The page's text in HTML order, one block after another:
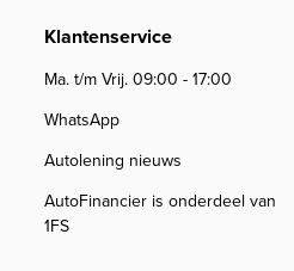
Klantenservice
Ma. t/m Vrij. 09:00 - 17:00
WhatsApp
Autolening nieuws
AutoFinancier is onderdeel van
1FS